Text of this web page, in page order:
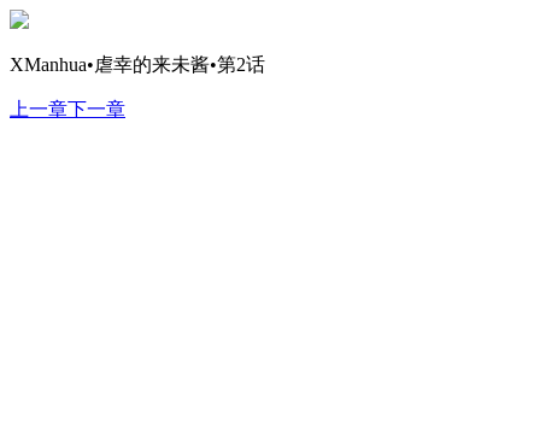
XManhua•虐幸的来未酱•第2话
上一章下一章